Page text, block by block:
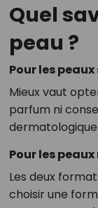
Quel
peau ?
Pour les
Mieux vaut
parfum ni
Pour les
Les deux
choisir une